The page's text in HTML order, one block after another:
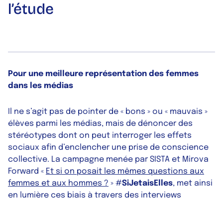
l’étude
Pour une meilleure représentation des femmes
dans les médias
Il ne s’agit pas de pointer de « bons » ou « mauvais »
élèves parmi les médias, mais de dénoncer des
stéréotypes dont on peut interroger les effets
sociaux afin d’enclencher une prise de conscience
collective. La campagne menée par SISTA et Mirova
Forward « Et si on posait les mêmes questions aux
femmes et aux hommes ? » #SiJetaisElles, met ainsi
en lumière ces biais à travers des interviews